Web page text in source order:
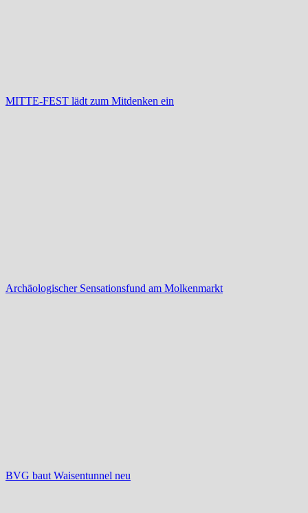
MITTE-FEST lädt zum Mitdenken ein
Archäologischer Sensationsfund am Molkenmarkt
BVG baut Waisentunnel neu